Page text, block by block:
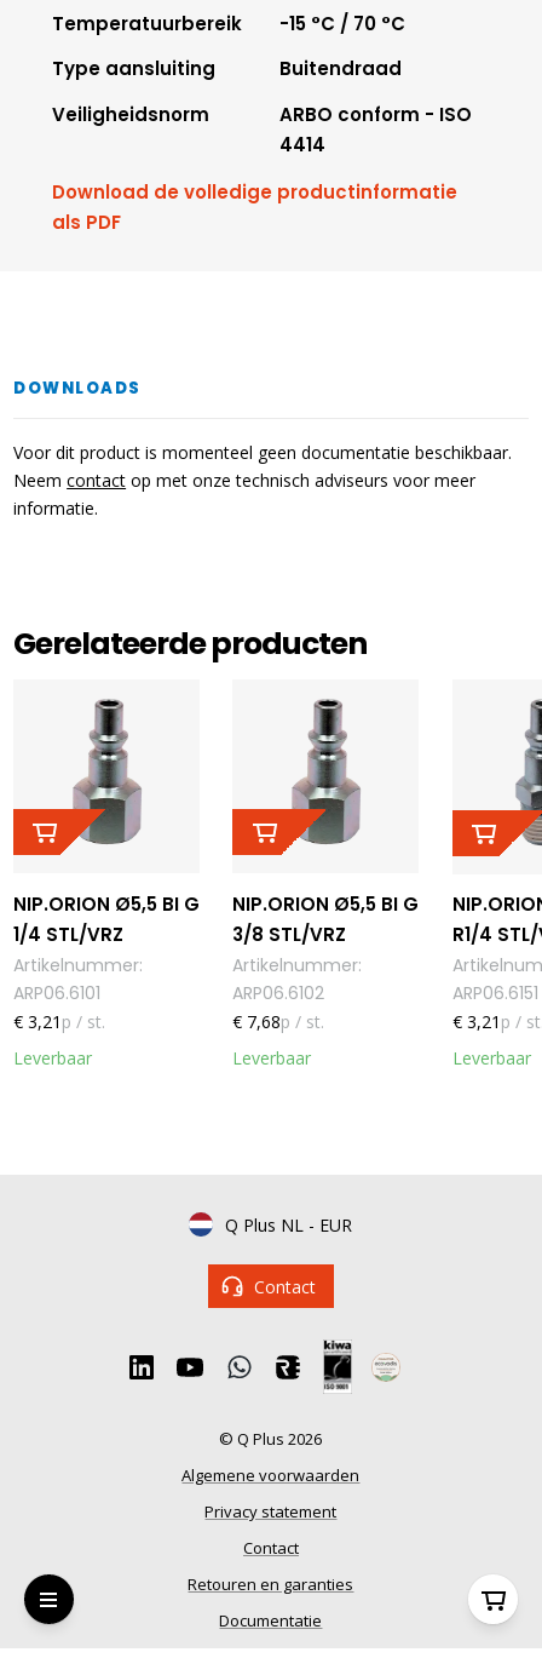
Temperatuurbereik
-15 °C / 70 °C
Type aansluiting
Buitendraad
Veiligheidsnorm
ARBO conform - ISO
4414
Download de volledige productinformatie
als PDF
DOWNLOADS
Voor dit product is momenteel geen documentatie beschikbaar.
Neemcontact op met onze technisch adviseurs voor meer
informatie.
Gerelateerde producten
NIP.ORION Ø5,5 BI G
1/4 STL/VRZ
Artikelnummer:
ARP06.6101
Leverbaar
€ 3,21 p / st.
NIP.ORION Ø5,5 BI G
3/8 STL/VRZ
Artikelnummer:
ARP06.6102
Leverbaar
€ 7,68p / st.
R1/4 STL/
ARP06.6151
Leverbaar
€ 3,21 p /
Q Plus NL - EUR
Contact
© Q Plus 2026
Algemene voorwaarden
Privacy statement
Contact
Retouren en garanties
Documentatie